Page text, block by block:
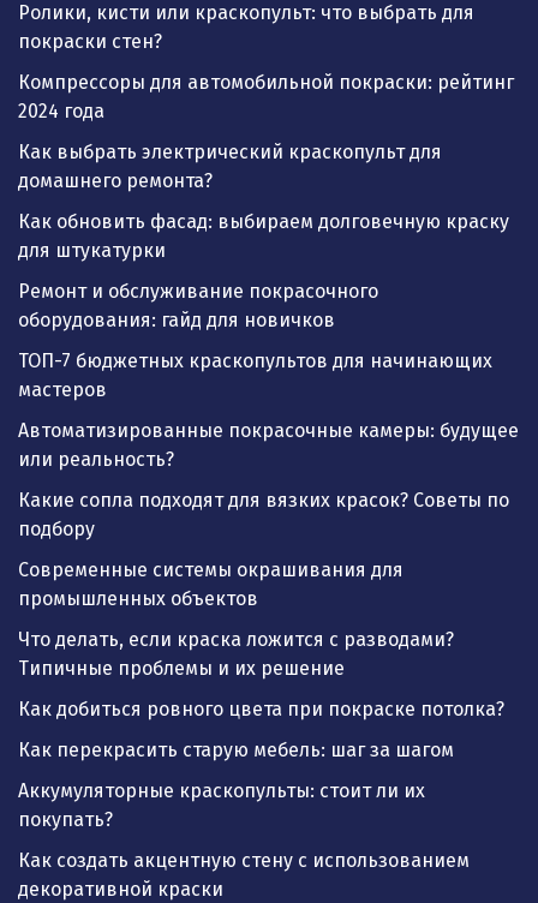
Ролики, кисти или краскопульт: что выбрать для
покраски стен?
Компрессоры для автомобильной покраски: рейтинг
2024 года
Как выбрать электрический краскопульт для
домашнего ремонта?
Как обновить фасад: выбираем долговечную краску
для штукатурки
Ремонт и обслуживание покрасочного
оборудования: гайд для новичков
ТОП-7 бюджетных краскопультов для начинающих
мастеров
Автоматизированные покрасочные камеры: будущее
или реальность?
Какие сопла подходят для вязких красок? Советы по
подбору
Современные системы окрашивания для
промышленных объектов
Что делать, если краска ложится с разводами?
Типичные проблемы и их решение
Как добиться ровного цвета при покраске потолка?
Как перекрасить старую мебель: шаг за шагом
Аккумуляторные краскопульты: стоит ли их
покупать?
Как создать акцентную стену с использованием
декоративной краски